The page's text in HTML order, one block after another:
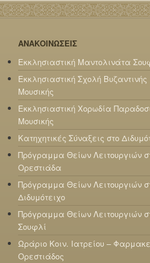
ΑΝΑΚΟΙΝΩΣΕΙΣ
Εκκλησιαστική Μαντολινάτα
Εκκλησιαστική Σχολή Βυζαντινής
Μουσικής
Εκκλησιαστική Χορωδία
Μουσικής
Κατηχητικές Σύναξεις στο
Πρόγραμμα Θείων Λειτουργιών
Ορεστιάδα
Πρόγραμμα Θείων Λειτουργιών
Διδυμότειχο
Πρόγραμμα Θείων Λειτουργιών
Σουφλί
Ωράριο Κοιν. Ιατρείου –
Ορεστιάδος